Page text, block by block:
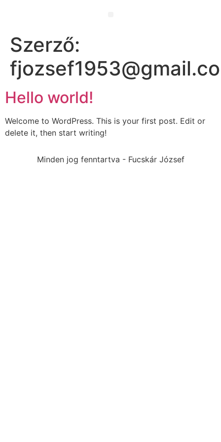
Szerző:
Hello world!
Welcome to WordPress. This is your first post. Edit or
delete it, then start writing!
Minden jog fenntartva - Fucskár József